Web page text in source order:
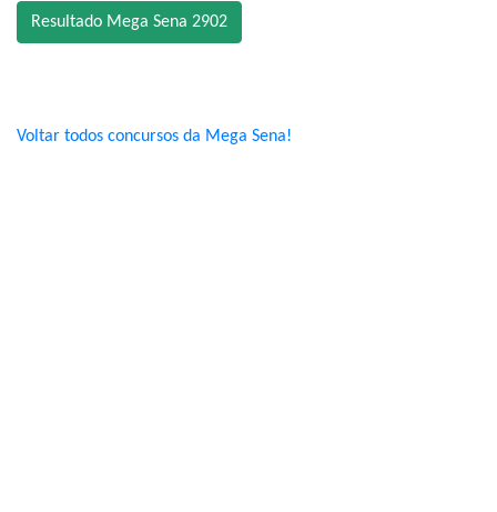
Resultado Mega Sena 2902
Voltar todos concursos da Mega Sena!